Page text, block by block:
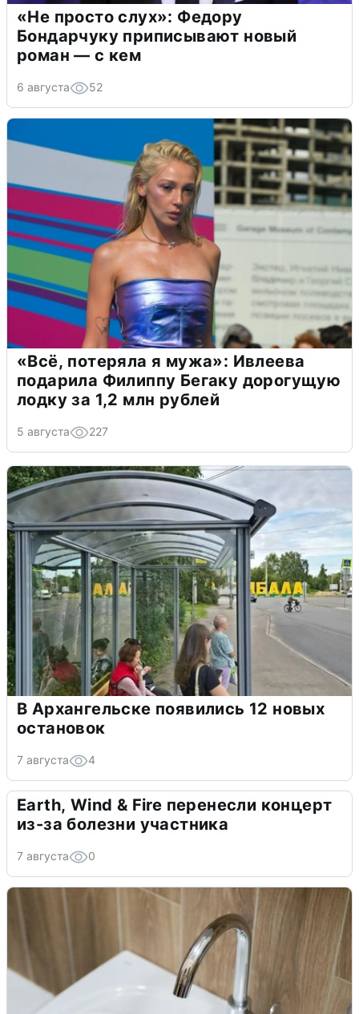
«Не просто слух»: Федору
Бондарчуку приписывают новый
роман — с кем
6 августа 52
«Всё, потеряла я мужа»: Ивлеева
подарила Филиппу Бегаку дорогущую
лодку за 1,2 млн рублей
5 августа 227
В Архангельске появились 12 новых
остановок
7 августа 4
Earth, Wind & Fire перенесли концерт
из-за болезни участника
7 августа 0